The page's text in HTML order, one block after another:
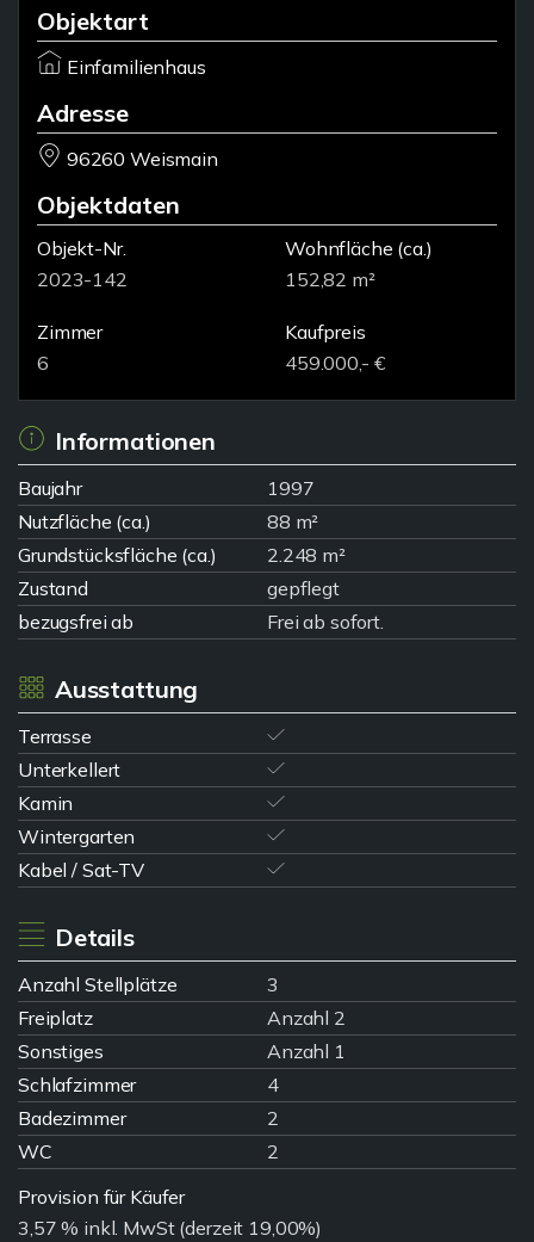
Objektart
Einfamilienhaus
Adresse
96260 Weismain
Objektdaten
Objekt-Nr.
2023-142
Wohnfläche (ca.)
152,82 m²
Zimmer
6
Kaufpreis
459.000,- €
Informationen
Baujahr
1997
Nutzfläche (ca.)
88 m²
Grundstücksfläche (ca.)
2.248 m²
Zustand
gepflegt
bezugsfrei ab
Frei ab sofort.
Ausstattung
Terrasse
Unterkellert
Kamin
Wintergarten
Kabel / Sat-TV
Details
Anzahl Stellplätze
3
Freiplatz
Anzahl 2
Sonstiges
Anzahl 1
Schlafzimmer
4
Badezimmer
2
WC
2
Provision für Käufer
3,57 % inkl. MwSt (derzeit 19,00%)